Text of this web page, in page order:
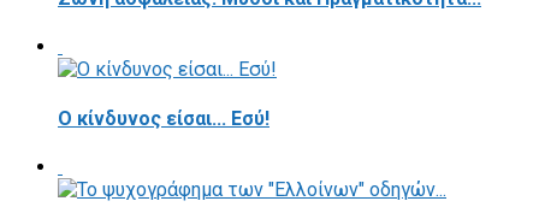
Ο κίνδυνος είσαι... Εσύ!